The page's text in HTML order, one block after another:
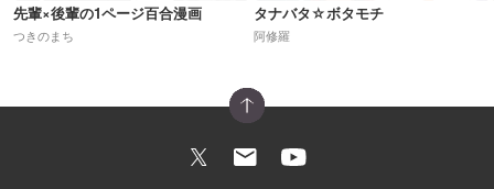
先輩×後輩の1ページ百合漫画
つきのまち
タナバタ☆ボタモチ
阿修羅